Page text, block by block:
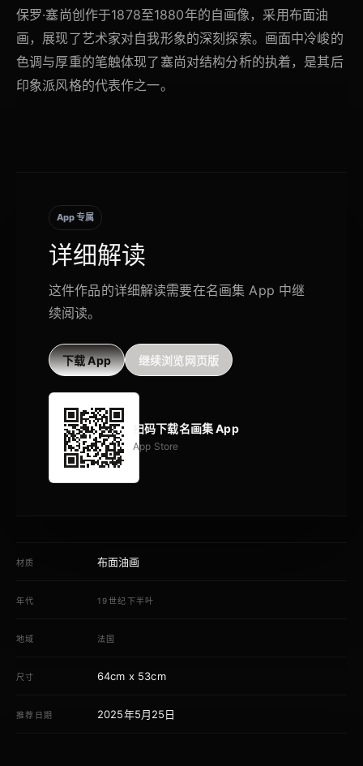
保罗·塞尚创作于1878至1880年的自画像，采用布面油
画，展现了艺术家对自我形象的深刻探索。画面中冷峻的
色调与厚重的笔触体现了塞尚对结构分析的执着，是其后
印象派风格的代表作之一。
App 专属
详细解读
这件作品的详细解读需要在名画集 App 中继
续阅读。
下载 App 继续浏览网页版
扫码下载名画集 App
App Store
材质 布面油画
年代 19世纪下半叶
地域 法国
尺寸 64cm x 53cm
推荐日期 2025年5月25日